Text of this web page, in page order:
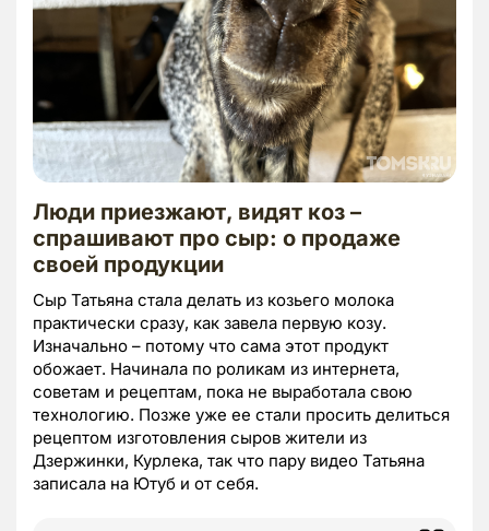
Люди приезжают, видят коз –
спрашивают про сыр: о продаже
своей продукции
Сыр Татьяна стала делать из козьего молока
практически сразу, как завела первую козу.
Изначально – потому что сама этот продукт
обожает. Начинала по роликам из интернета,
советам и рецептам, пока не выработала свою
технологию. Позже уже ее стали просить делиться
рецептом изготовления сыров жители из
Дзержинки, Курлека, так что пару видео Татьяна
записала на Ютуб и от себя.